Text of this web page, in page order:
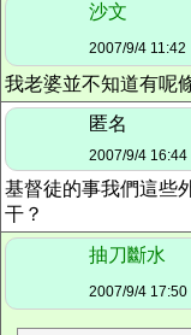
沙文
2007/9/4 11:42
我老婆並不知道有呢
匿名
2007/9/4 16:44
基督徒的事我們這些
干？
抽刀斷水
2007/9/4 17:50